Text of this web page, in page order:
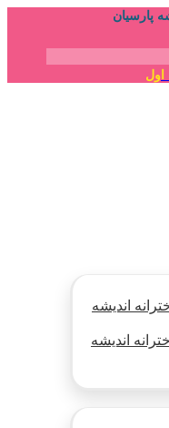
پارسیان
اندیشه
اندیشه